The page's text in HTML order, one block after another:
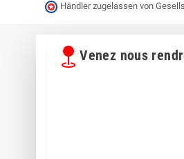
Händler zugelassen von
Venez nous